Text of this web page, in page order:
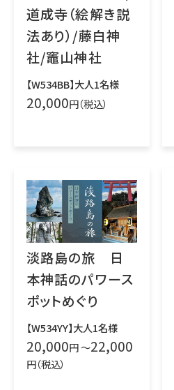
道成寺（絵解き説
法あり）/藤白神
社/竈山神社
【W534BB】大人1名様
20,000円（税込）
淡路島の旅 日
本神話のパワース
ポットめぐり
【W534YY】大人1名様
20,000円 ～22,000
円（税込）